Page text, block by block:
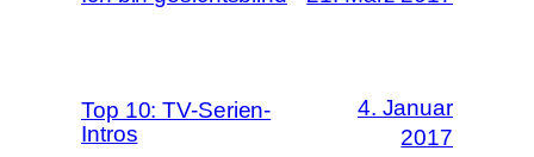
Top 10: TV-Serien-
Intros
4. Januar
2017